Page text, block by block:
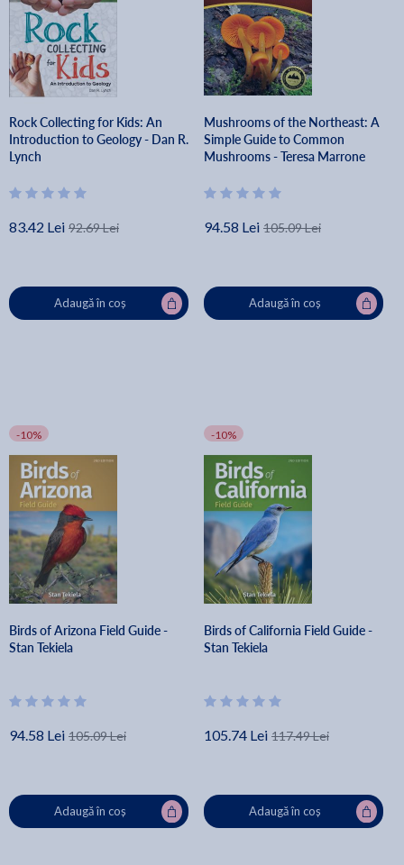
Rock Collecting for Kids: An
Introduction to Geology - Dan R.
Lynch
83.42 Lei 92.69 Lei
Adaugă în coș
Mushrooms of the Northeast: A
Simple Guide to Common
Mushrooms - Teresa Marrone
94.58 Lei 105.09 Lei
Adaugă în coș
-10%
Birds of Arizona Field Guide -
Stan Tekiela
94.58 Lei 105.09 Lei
Adaugă în coș
-10%
Birds of California Field Guide -
Stan Tekiela
105.74 Lei 117.49 Lei
Adaugă în coș